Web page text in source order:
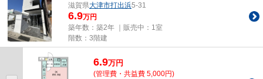
滋賀県大津市打出浜5-31
6.9万円
築年数：築2年 ｜販売中： 1室
階数：3階建
6.9万円
(管理費・共益費 5,000円)